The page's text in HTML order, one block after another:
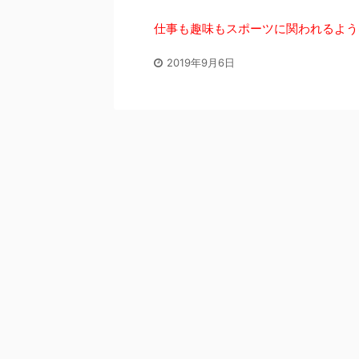
仕事も趣味もスポーツに関われるよう
2019年9月6日